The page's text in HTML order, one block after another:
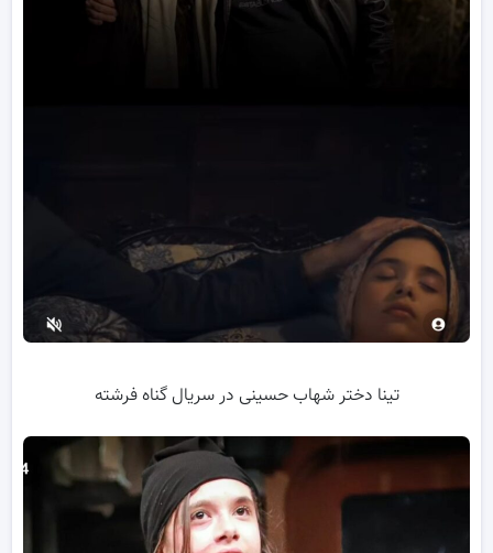
تینا دختر شهاب حسینی در سریال گناه فرشته